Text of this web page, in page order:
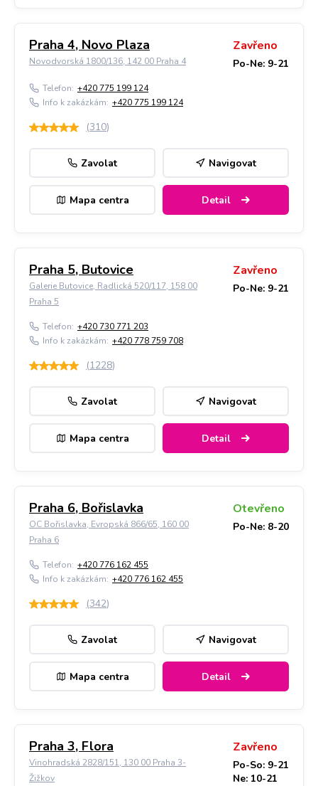
Praha 4, Novo Plaza
Novodvorská 1800/136, 142 00 Praha 4
Zavřeno
Po-Ne: 9-21
Telefon: +420 775 199 124
Info k zakázkám: +420 775 199 124
(310)
Zavolat Navigovat
Mapa centra Detail
Praha 5, Butovice
Galerie Butovice, Radlická 520/117, 158 00
Praha 5
Zavřeno
Po-Ne: 9-21
Telefon: +420 730 771 203
Info k zakázkám: +420 778 759 708
(1228)
Zavolat Navigovat
Mapa centra Detail
Praha 6, Bořislavka
OC Bořislavka, Evropská 866/65, 160 00
Praha 6
Otevřeno
Po-Ne: 8-20
Telefon: +420 776 162 455
Info k zakázkám: +420 776 162 455
(342)
Zavolat Navigovat
Mapa centra Detail
Praha 3, Flora
Vinohradská 2828/151, 130 00 Praha 3-
Žižkov
Zavřeno
Po-So: 9-21
Ne: 10-21